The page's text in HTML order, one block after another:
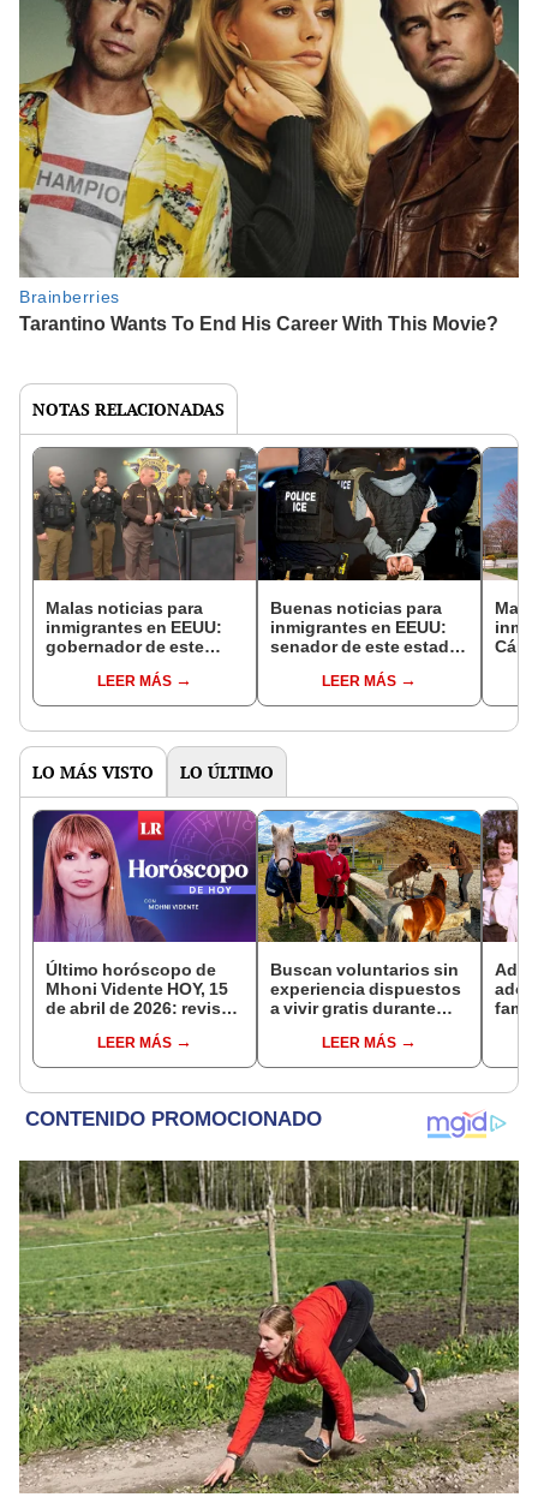
NOTAS RELACIONADAS
Malas noticias para
inmigrantes en EEUU:
gobernador de este
que exige a los sheriffs
notificar a ICE sobre
LEER MÁS
Buenas noticias para
inmigrantes en EEUU:
senador de este estado
proyecto de ley para
proteger extranjeros
LEER MÁS
la
LO MÁS VISTO LO ÚLTIMO
Último horóscopo de
Mhoni Vidente HOY, 15
de abril de 2026: revisa
signo y entérate si te
espera un día
LEER MÁS
Buscan voluntarios sin
experiencia dispuestos
a vivir gratis durante
cuidar caballos, burros
y otros animales
LEER MÁS
ADN
un